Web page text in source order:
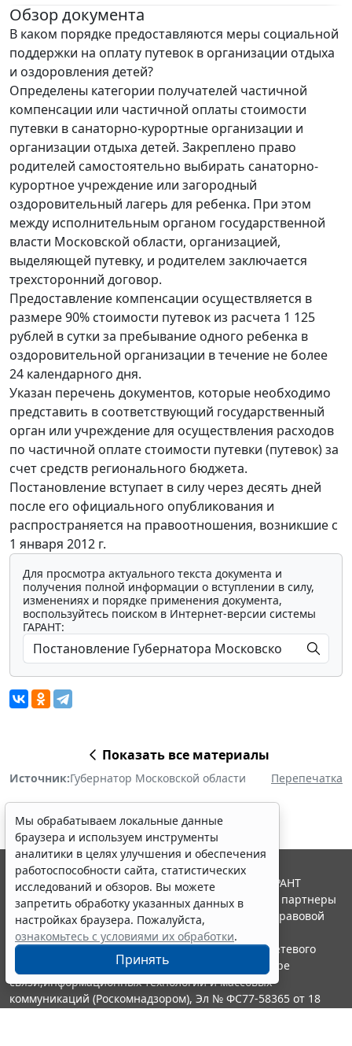
Обзор документа
В каком порядке предоставляются меры социальной
поддержки на оплату путевок в организации отдыха
и оздоровления детей?
Определены категории получателей частичной
компенсации или частичной оплаты стоимости
путевки в санаторно-курортные организации и
организации отдыха детей. Закреплено право
родителей самостоятельно выбирать санаторно-
курортное учреждение или загородный
оздоровительный лагерь для ребенка. При этом
между исполнительным органом государственной
власти Московской области, организацией,
выделяющей путевку, и родителем заключается
трехсторонний договор.
Предоставление компенсации осуществляется в
размере 90% стоимости путевок из расчета 1 125
рублей в сутки за пребывание одного ребенка в
оздоровительной организации в течение не более
24 календарного дня.
Указан перечень документов, которые необходимо
представить в соответствующий государственный
орган или учреждение для осуществления расходов
по частичной оплате стоимости путевки (путевок) за
счет средств регионального бюджета.
Постановление вступает в силу через десять дней
после его официального опубликования и
распространяется на правоотношения, возникшие с
1 января 2012 г.
Для просмотра актуального текста документа и
получения полной информации о вступлении в силу,
изменениях и порядке применения документа,
воспользуйтесь поиском в Интернет-версии системы
ГАРАНТ:
Показать все материалы
Источник:Губернатор Московской области Перепечатка
Мы обрабатываем локальные данные
браузера и используем инструменты
аналитики в целях улучшения и обеспечения
работоспособности сайта, статистических
исследований и обзоров. Вы можете
запретить обработку указанных данных в
настройках браузера. Пожалуйста,
ознакомьтесь с условиями их обработки.
Принять
© ООО "НПП "ГАРАНТ-СЕРВИС", 2026. Система ГАРАНТ
выпускается с 1990 года. Компания "Гарант" и ее партнеры
являются участниками Российской ассоциации правовой
информации ГАРАНТ.
Портал ГАРАНТ.РУ зарегистрирован в качестве сетевого
издания Федеральной службой по надзору в сфере
связи,информационных технологий и массовых
коммуникаций (Роскомнадзором), Эл № ФС77-58365 от 18